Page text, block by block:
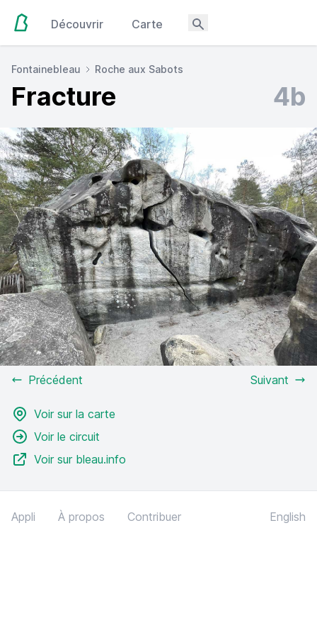
Découvrir Carte
Fontainebleau Roche aux Sabots
Fracture 4b
Précédent Suivant
Voir sur la carte
Voir le circuit
Voir sur bleau.info
Appli À propos Contribuer English